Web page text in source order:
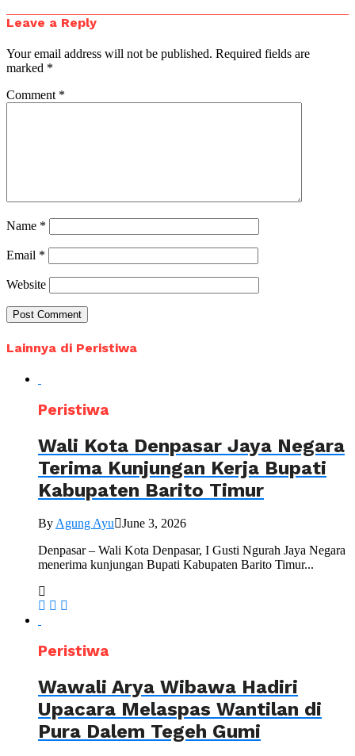
Leave a Reply
Your email address will not be published. Required fields are
marked *
Comment *
Name *
Email *
Website
Lainnya di Peristiwa
Peristiwa
Wali Kota Denpasar Jaya Negara
Terima Kunjungan Kerja Bupati
Kabupaten Barito Timur
ByAgung Ayu June 3, 2026
Denpasar – Wali Kota Denpasar, I Gusti Ngurah Jaya Negara
menerima kunjungan Bupati Kabupaten Barito Timur...
Peristiwa
Wawali Arya Wibawa Hadiri
Upacara Melaspas Wantilan di
Pura Dalem Tegeh Gumi